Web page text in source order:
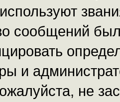
сообщений
и
не